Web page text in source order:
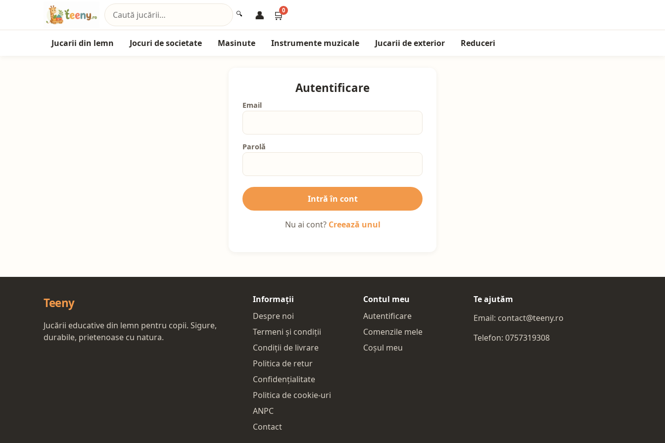
🔍 👤 🛒0
Jucarii din lemn Jocuri de societate Masinute Instrumente muzicale Jucarii de exterior Reduceri
Autentificare
Email
Parolă
Intră în cont
Nu ai cont? Creează unul
Teeny
Jucării educative din lemn pentru copii. Sigure,
durabile, prietenoase cu natura.
Informații
Despre noi
Termeni și condiții
Condiții de livrare
Politica de retur
Confidențialitate
Politica de cookie-uri
ANPC
Contact
Contul meu
Autentificare
Comenzile mele
Coșul meu
Te ajutăm
Email: contact@teeny.ro
Telefon:0757319308